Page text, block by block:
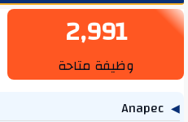
2,991
وظيفة متاحة
Anapec